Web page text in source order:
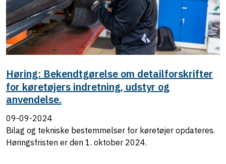
Høring: Bekendtgørelse om detailforskrifter
for køretøjers indretning, udstyr og
anvendelse.
09-09-2024
Bilag og tekniske bestemmelser for køretøjer opdateres.
Høringsfristen er den 1. oktober 2024.